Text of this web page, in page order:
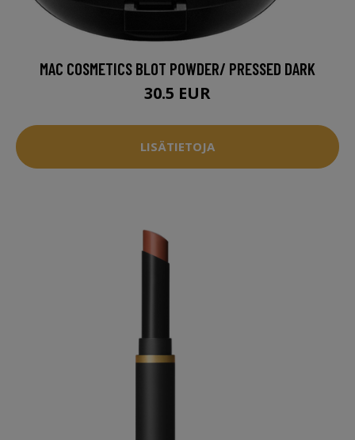
MAC COSMETICS BLOT POWDER/ PRESSED DARK
30.5 EUR
LISÄTIETOJA